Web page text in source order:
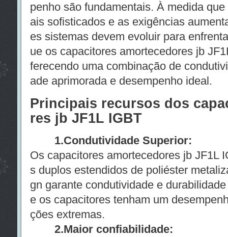
penho são fundamentais. À medida
ais sofisticados e as exigências
es sistemas devem evoluir para
ue os capacitores amortecedores jb
ferecendo uma combinação de
ade aprimorada e desempenho ideal.
Principais recursos dos
res jb JF1L IGBT
1.Condutividade Superior:
Os capacitores amortecedores jb JF1L
s duplos estendidos de poliéster
gn garante condutividade e
e os capacitores tenham um
ções extremas.
2.Maior confiabilidade: